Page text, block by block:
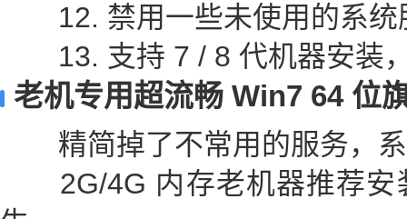
12. 禁用一些未使用的系统
13. 支持 7 / 8 代机器安装
老机专用超流畅 Win7 64 位
精简掉了不常用的服务，系
2G/4G 内存老机器推荐安